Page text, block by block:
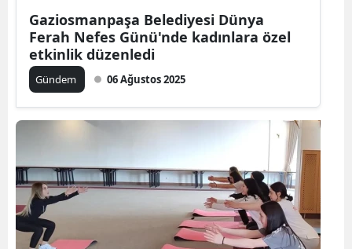
Gaziosmanpaşa Belediyesi Dünya
Ferah Nefes Günü'nde kadınlara özel
etkinlik düzenledi
Gündem 06 Ağustos 2025